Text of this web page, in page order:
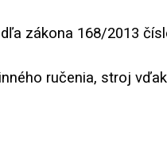
zákona 168/2013
ručenia, stroj